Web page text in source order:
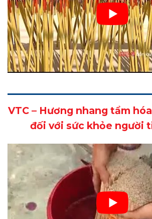
VTC – Hương nhang tẩm
đối với sức khỏe người